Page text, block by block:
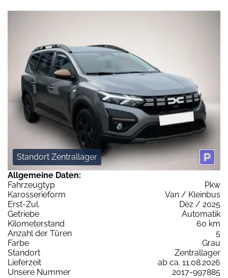
Standort Zentrallager
Allgemeine Daten:
Fahrzeugtyp
Pkw
Karosserieform
Van / Kleinbus
Erst-Zul.
Dez / 2025
Getriebe
Automatik
Kilometerstand
60 km
Anzahl der Türen
5
Farbe
Grau
Standort
Zentrallager
Lieferzeit
ab ca. 11.08.2026
Unsere Nummer
2017-997885